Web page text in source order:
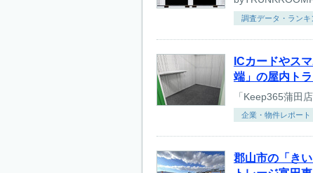
調査データ・ランキ
ICカードやス
端」の屋内ト
企業・物件レポート
郡山市の「き